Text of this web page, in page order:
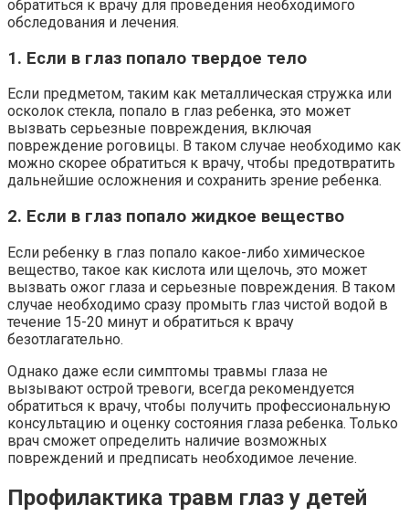
обратиться к врачу для проведения необходимого
обследования и лечения.
1. Если в глаз попало твердое тело
Если предметом, таким как металлическая стружка или
осколок стекла, попало в глаз ребенка, это может
вызвать серьезные повреждения, включая
повреждение роговицы. В таком случае необходимо как
можно скорее обратиться к врачу, чтобы предотвратить
дальнейшие осложнения и сохранить зрение ребенка.
2. Если в глаз попало жидкое вещество
Если ребенку в глаз попало какое-либо химическое
вещество, такое как кислота или щелочь, это может
вызвать ожог глаза и серьезные повреждения. В таком
случае необходимо сразу промыть глаз чистой водой в
течение 15-20 минут и обратиться к врачу
безотлагательно.
Однако даже если симптомы травмы глаза не
вызывают острой тревоги, всегда рекомендуется
обратиться к врачу, чтобы получить профессиональную
консультацию и оценку состояния глаза ребенка. Только
врач сможет определить наличие возможных
повреждений и предписать необходимое лечение.
Профилактика травм глаз у детей